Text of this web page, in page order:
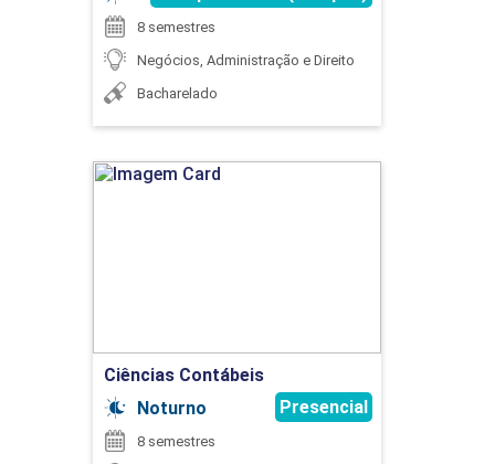
PORTUGUÊS INSTRUMENTAL
8 semestres
Negócios, Administração e Direito
Bacharelado
Ciências Contábeis
Noturno
Presencial
8 semestres